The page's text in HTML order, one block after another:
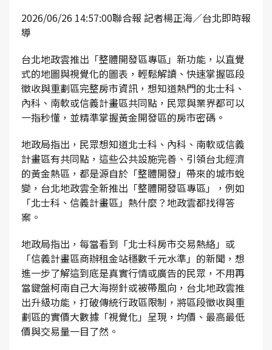
2026/06/26 14:57:00聯合報 記者楊正海／台北即時報
導
台北地政雲推出「整體開發區專區」新功能，以直覺
式的地圖與視覺化的圖表，輕鬆解讀、快速掌握區段
徵收與重劃區完整房市資訊，想知道熱門的北士科、
內科、南軟或信義計畫區共同點，民眾與業界都可以
一指秒懂，並精準掌握黃金開發區的房市密碼。
地政局指出，民眾想知道北士科、內科、南軟或信義
計畫區有共同點，這些公共設施完善、引領台北經濟
的黃金熱區，都是源自於「整體開發」帶來的城市蛻
變，台北地政雲全新推出「整體開發區專區」，例如
「北士科、信義計畫區」熱什麼？地政雲都找得答
案。
地政局指出，每當看到「北士科房市交易熱絡」或
「信義計畫區商辦租金站穩數千元水準」的新聞，想
進一步了解這到底是真實行情或廣告的民眾，不用再
當鍵盤柯南自己大海撈針或被帶風向，台北地政雲推
出升級功能，打破傳統行政區限制，將區段徵收與重
劃區的實價大數據「視覺化」呈現，均價、最高最低
價與交易量一目了然。